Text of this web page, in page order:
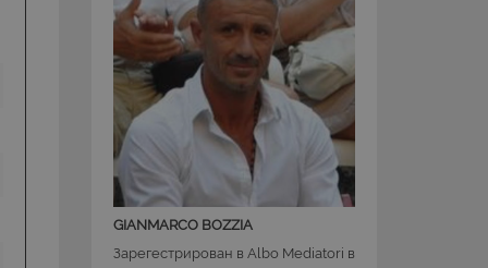
GIANMARCO BOZZIA
Зарегестрирован в Albo Mediatori в